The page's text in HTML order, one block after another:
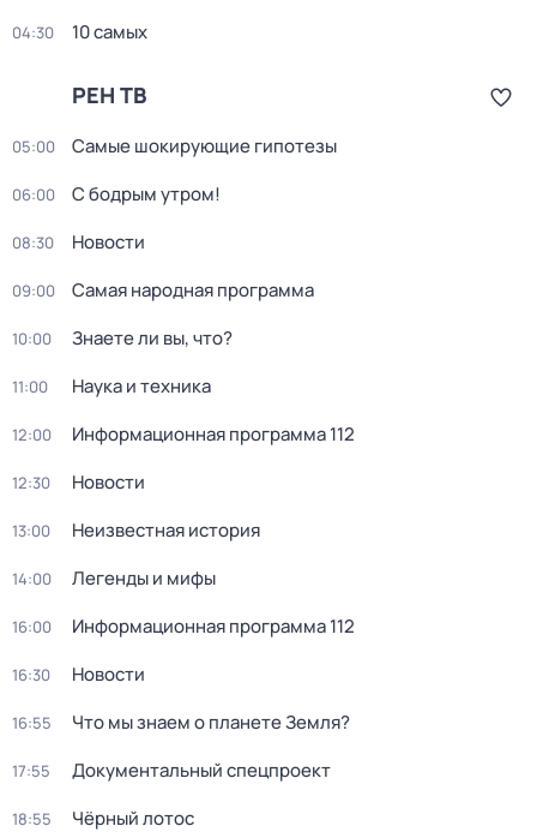
04:30 10 самых
РЕН ТВ
05:00 Самые шoкиpующие гипотезы
06:00 С бодрым утром!
08:30 Новости
09:00 Самая народная программа
10:00 Знаете ли вы, что?
11:00 Наука и техника
12:00 Информационная программа 112
12:30 Новости
13:00 Неизвестная история
14:00 Легенды и мифы
16:00 Информационная программа 112
16:30 Новости
16:55 Что мы знаем о планете Земля?
17:55 Документальный спецпроект
18:55 Чёрный лотос